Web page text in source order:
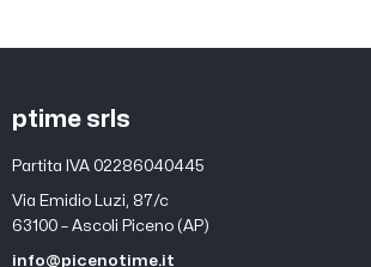
ptime srls
Partita IVA 02286040445
Via Emidio Luzi, 87/c
63100 – Ascoli Piceno (AP)
info@picenotime.it